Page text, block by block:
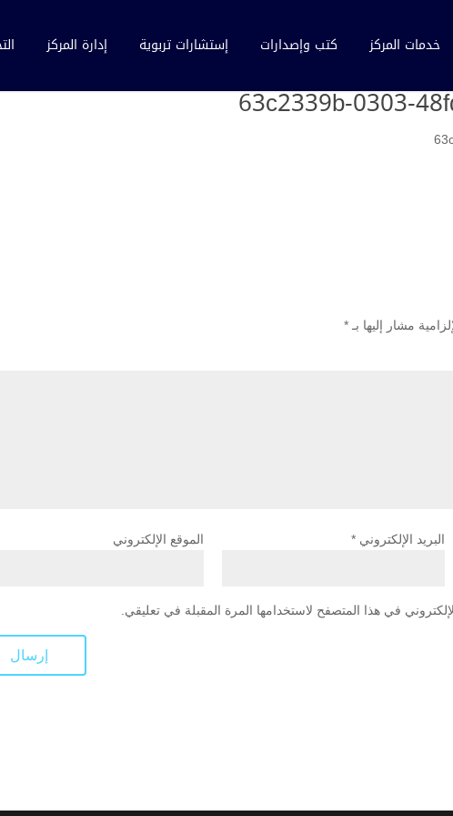
خدمات المركز كتب وإصدارات إستشارات تربوية إدارة المركز
63c2339b-0303-
مشار إليها بـ *
البريد الإلكتروني * الموقع الإلكتروني
في هذا المتصفح لاستخدامها المرة المقبلة في تعليقي.